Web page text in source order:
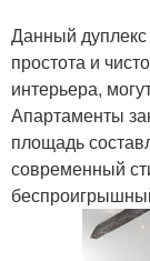
Данный
простота и
интерьера,
Апартаменты
площадь
современный